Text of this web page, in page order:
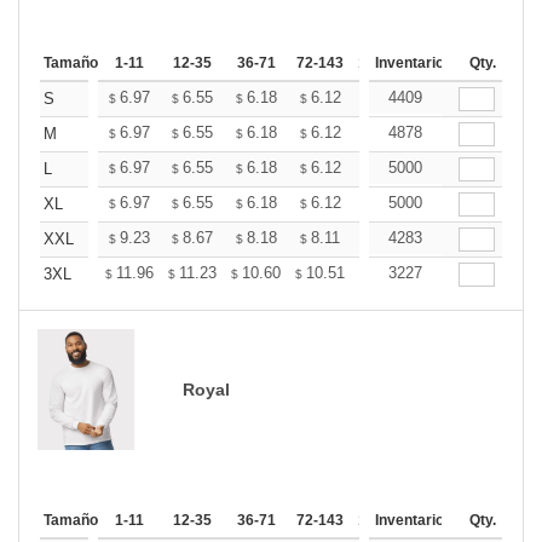
Tamaño 1-11 12-35 36-71 72-143 144-287 288 + Más
Inventario Qty.
S $ 6.97 $ 6.55 $ 6.18 $ 6.12 6.02
4409
M
$ 6.97 $ 6.55 $ 6.18 $ 6.12 6.02
4878
L
$ 6.97 $ 6.55 $ 6.18 $ 6.12 6.02
5000
XL
$ 6.97 $ 6.55 $ 6.18 $ 6.12 6.02
5000
XXL
$ 9.23 $ 8.67 $ 8.18 $ 8.11 7.97
4283
3XL
$ 11.96 $ 11.23 $ 10.60 $ 10.51 10.33
3227
Royal
Tamaño 1-11 12-35 36-71 72-143 144-287 288 + Más
Inventario Qty.